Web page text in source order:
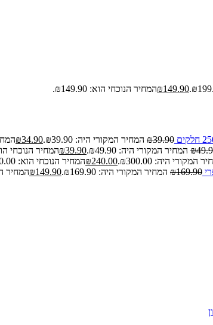
₪149.90 המחיר הנוכחי הוא: ₪149.90.
₪39.90 המחיר המקורי היה: ₪39.90. ₪34.90
₪ המחיר המקורי היה: ₪49.90. ₪39.90
המחיר הנוכחי הוא:
המקורי היה: ₪300.00. ₪240.00
המחיר הנוכחי הוא: ₪240.00.
₪169.90 המחיר המקורי היה: ₪169.90. ₪149.90
המחיר